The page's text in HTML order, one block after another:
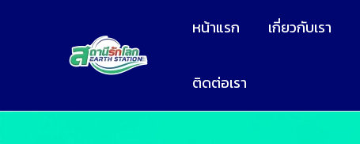
หน้าแรก เกี่ยวกับเรา
ติดต่อเรา